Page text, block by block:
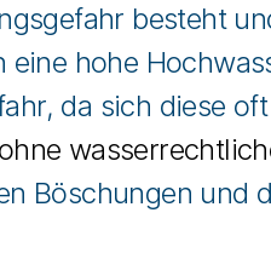
besteht
hohe
da sich diese
Böschungen und